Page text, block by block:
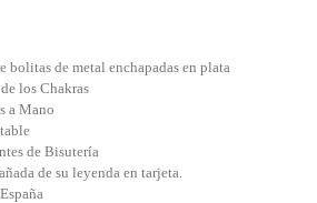
bolitas de metal enchapadas en plata
los Chakras
a Mano
de Bisutería
de su leyenda en tarjeta.